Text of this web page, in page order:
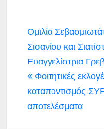
Πλοήγηση
άρθρων
Ομιλία
Σισανίου και
Ευαγγελίστρια
Φοιτητικές
καταποντισμός
αποτελέσματα